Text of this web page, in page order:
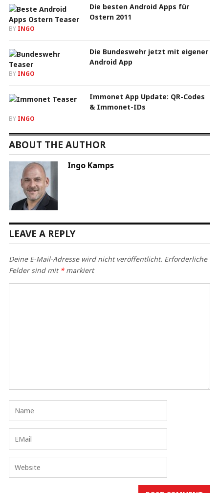
Die besten Android Apps für
Ostern 2011
BY INGO
Die Bundeswehr jetzt mit eigener
Android App
BY INGO
Immonet App Update: QR-Codes
& Immonet-IDs
BY INGO
ABOUT THE AUTHOR
Ingo Kamps
LEAVE A REPLY
Deine E-Mail-Adresse wird nicht veröffentlicht. Erforderliche
Felder sind mit *markiert